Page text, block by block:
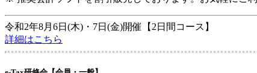
令和2年8月6日(木)・7日(金)開催【2日間コース】
詳細はこちら